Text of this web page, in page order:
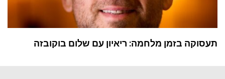
תעסוקה בזמן מלחמה: ריאיון עם שלום בוקובזה